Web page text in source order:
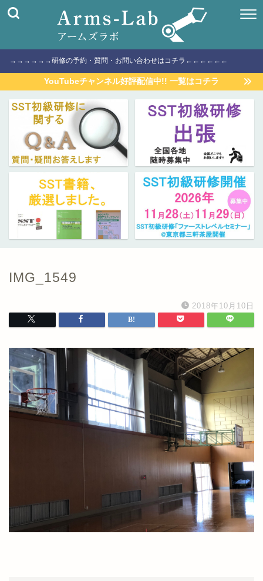
→→→→→→研修の予約・質問・お問い合わせはコチラ←←←←←←
YouTubeチャンネル好評配信中!! 一覧はコチラ
IMG_1549
2018年10月10日